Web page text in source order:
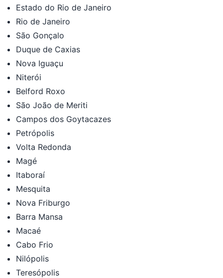
Estado do Rio de Janeiro
Rio de Janeiro
São Gonçalo
Duque de Caxias
Nova Iguaçu
Niterói
Belford Roxo
São João de Meriti
Campos dos Goytacazes
Petrópolis
Volta Redonda
Magé
Itaboraí
Mesquita
Nova Friburgo
Barra Mansa
Macaé
Cabo Frio
Nilópolis
Teresópolis